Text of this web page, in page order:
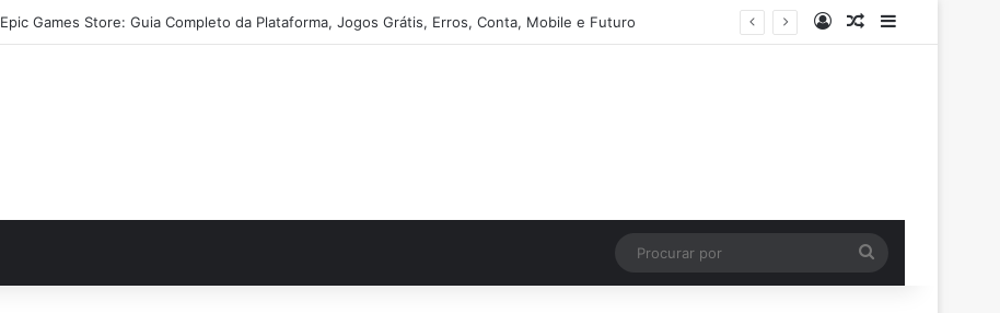
Epic Games Store: Guia Completo da Plataforma, Jogos Grátis, Erros, Conta, Mobile e Futuro EntrarArtigo aleatório
Barra Lateral
por